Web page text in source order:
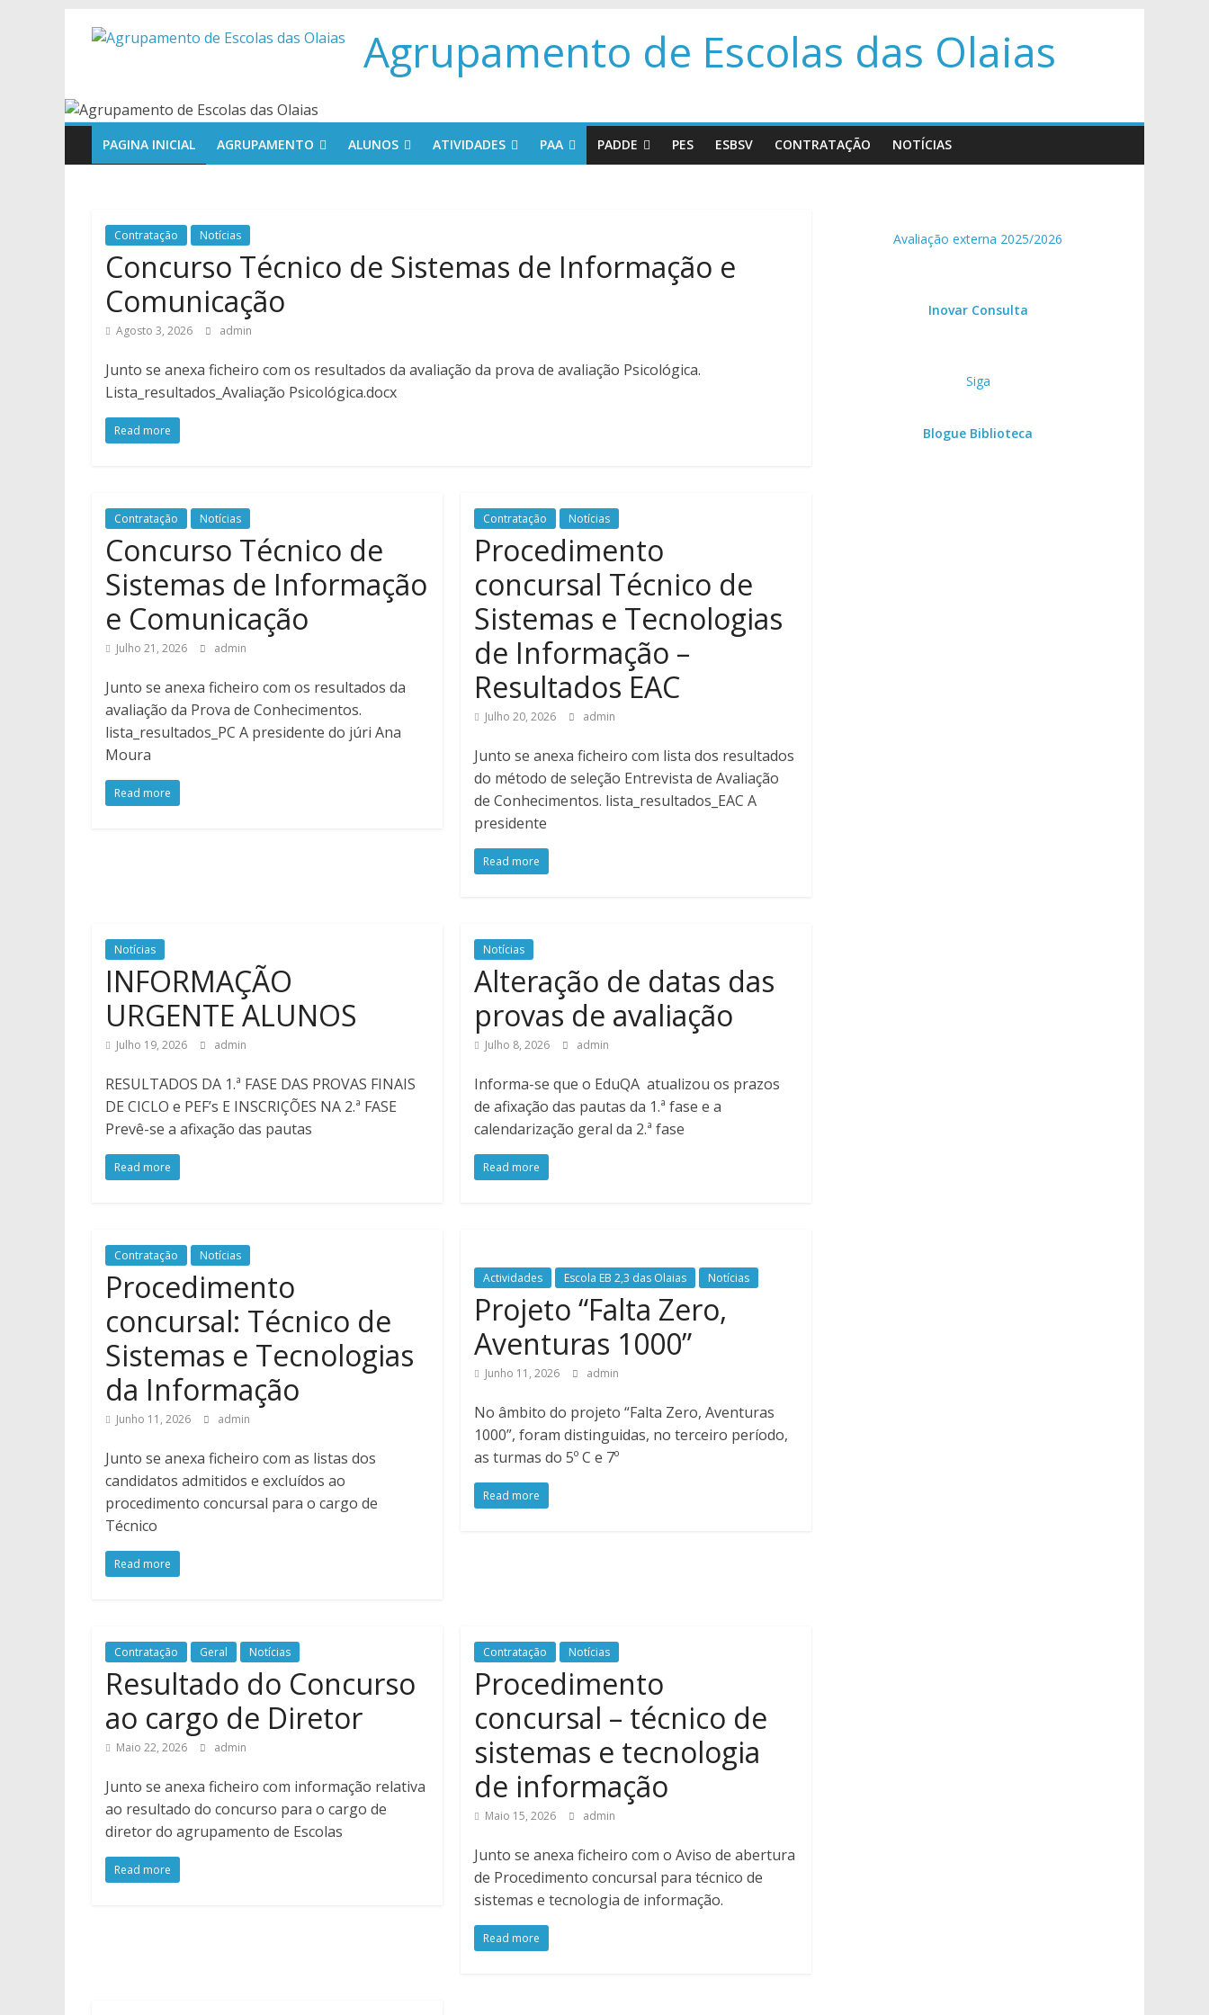
Agrupamento de Escolas das Olaias
PAGINA INICIAL AGRUPAMENTO ALUNOS ATIVIDADES PAA PADDE PES ESBSV CONTRATAÇÃO NOTÍCIAS
Contratação Notícias
Concurso Técnico de Sistemas de Informação e
Comunicação
Agosto 3, 2026 admin
Junto se anexa ficheiro com os resultados da avaliação da prova de avaliação Psicológica.
Lista_resultados_Avaliação Psicológica.docx
Read more
Contratação Notícias
Concurso Técnico de
Sistemas de Informação
e Comunicação
Julho 21, 2026 admin
Junto se anexa ficheiro com os resultados da
avaliação da Prova de Conhecimentos.
lista_resultados_PC A presidente do júri Ana
Moura
Read more
Contratação Notícias
Procedimento
concursal Técnico de
Sistemas e Tecnologias
de Informação –
Resultados EAC
Julho 20, 2026 admin
Junto se anexa ficheiro com lista dos resultados
do método de seleção Entrevista de Avaliação
de Conhecimentos. lista_resultados_EAC A
presidente
Read more
Notícias
INFORMAÇÃO
URGENTE ALUNOS
Julho 19, 2026 admin
RESULTADOS DA 1.ª FASE DAS PROVAS FINAIS
DE CICLO e PEF’s E INSCRIÇÕES NA 2.ª FASE
Prevê-se a afixação das pautas
Read more
Notícias
Alteração de datas das
provas de avaliação
Julho 8, 2026 admin
Informa-se que o EduQA atualizou os prazos
de afixação das pautas da 1.ª fase e a
calendarização geral da 2.ª fase
Read more
Contratação Notícias
Procedimento
concursal: Técnico de
Sistemas e Tecnologias
da Informação
Junho 11, 2026 admin
Junto se anexa ficheiro com as listas dos
candidatos admitidos e excluídos ao
procedimento concursal para o cargo de
Técnico
Read more
Actividades Escola EB 2,3 das Olaias Notícias
Projeto “Falta Zero,
Aventuras 1000”
Junho 11, 2026 admin
No âmbito do projeto “Falta Zero, Aventuras
1000”, foram distinguidas, no terceiro período,
as turmas do 5º C e 7º
Read more
Contratação Geral Notícias
Resultado do Concurso
ao cargo de Diretor
Maio 22, 2026 admin
Junto se anexa ficheiro com informação relativa
ao resultado do concurso para o cargo de
diretor do agrupamento de Escolas
Read more
Contratação Notícias
Procedimento
concursal – técnico de
sistemas e tecnologia
de informação
Maio 15, 2026 admin
Junto se anexa ficheiro com o Aviso de abertura
de Procedimento concursal para técnico de
sistemas e tecnologia de informação.
Read more
Avaliação externa 2025/2026
Inovar Consulta
Siga
Blogue Biblioteca